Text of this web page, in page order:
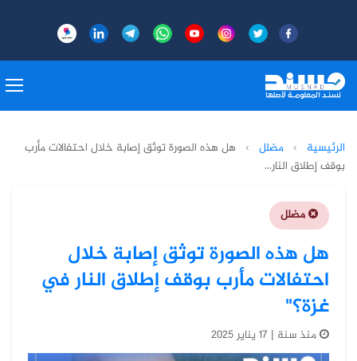
الرئيسية › مضلل › هل هذه الصورة توثق إصابة خلال احتفالات مأرب
بوقف إطلاق النار...
مضلل
هل هذه الصورة توثق إصابة خلال
احتفالات مأرب بوقف إطلاق النار في
غزة؟"
منذ سنة | 17 يناير 2025